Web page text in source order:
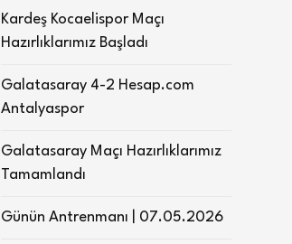
Kardeş Kocaelispor Maçı
Hazırlıklarımız Başladı
Galatasaray 4-2 Hesap.com
Antalyaspor
Galatasaray Maçı Hazırlıklarımız
Tamamlandı
Günün Antrenmanı | 07.05.2026